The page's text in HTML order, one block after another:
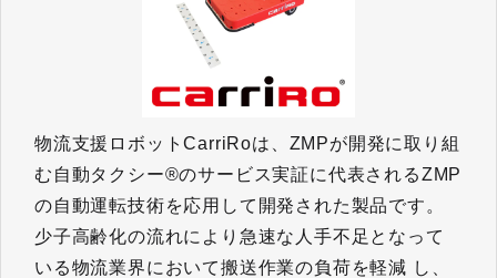
物流支援ロボットCarriRoは、ZMPが開発に取り組
む自動タクシー®のサービス実証に代表されるZMP
の自動運転技術を応用して開発された製品です。
少子高齢化の流れにより急速な人手不足となって
いる物流業界において搬送作業の負荷を軽減 し、